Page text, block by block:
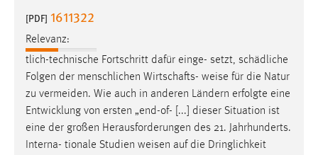
[PDF] 1611322
Relevanz:
tlich-technische Fortschritt dafür einge- setzt, schädliche
Folgen der menschlichen Wirtschafts- weise für die Natur
zu vermeiden. Wie auch in anderen Ländern erfolgte eine
Entwicklung von ersten „end-of- [...] dieser Situation ist
eine der großen Herausforderungen des 21. Jahrhunderts.
Interna- tionale Studien weisen auf die Dringlichkeit
Performance
Name:
Zweck:
Für performante Seitenauslieferung wird in diesem Cookie
gespeichert, ob man eingeloggt ist.